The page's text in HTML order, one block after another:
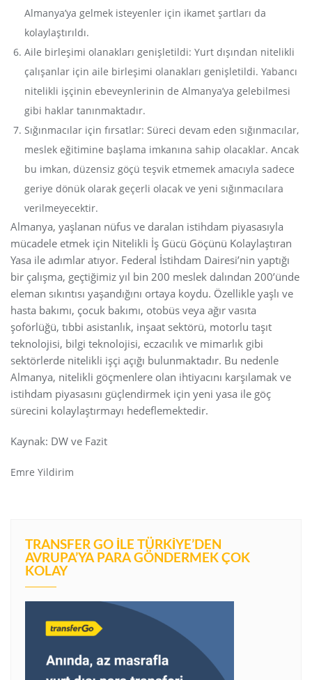
Almanya’ya gelmek isteyenler için ikamet şartları da
kolaylaştırıldı.
Aile birleşimi olanakları genişletildi: Yurt dışından nitelikli
çalışanlar için aile birleşimi olanakları genişletildi. Yabancı
nitelikli işçinin ebeveynlerinin de Almanya’ya gelebilmesi
gibi haklar tanınmaktadır.
Sığınmacılar için fırsatlar: Süreci devam eden sığınmacılar,
meslek eğitimine başlama imkanına sahip olacaklar. Ancak
bu imkan, düzensiz göçü teşvik etmemek amacıyla sadece
geriye dönük olarak geçerli olacak ve yeni sığınmacılara
verilmeyecektir.
Almanya, yaşlanan nüfus ve daralan istihdam piyasasıyla
mücadele etmek için Nitelikli İş Gücü Göçünü Kolaylaştıran
Yasa ile adımlar atıyor. Federal İstihdam Dairesi’nin yaptığı
bir çalışma, geçtiğimiz yıl bin 200 meslek dalından 200’ünde
eleman sıkıntısı yaşandığını ortaya koydu. Özellikle yaşlı ve
hasta bakımı, çocuk bakımı, otobüs veya ağır vasıta
şoförlüğü, tıbbi asistanlık, inşaat sektörü, motorlu taşıt
teknolojisi, bilgi teknolojisi, eczacılık ve mimarlık gibi
sektörlerde nitelikli işçi açığı bulunmaktadır. Bu nedenle
Almanya, nitelikli göçmenlere olan ihtiyacını karşılamak ve
istihdam piyasasını güçlendirmek için yeni yasa ile göç
sürecini kolaylaştırmayı hedeflemektedir.
Kaynak: DW ve Fazit
Emre Yildirim
TRANSFER GO İLE TÜRKIYE’DEN
AVRUPA’YA PARA GÖNDERMEK ÇOK
KOLAY